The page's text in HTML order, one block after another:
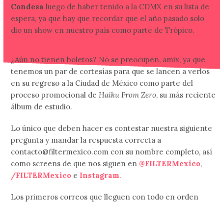
Condesa luego de haber tenido a la CDMX en su lista de
espera, ya que hay que recordar que el año pasado solo
dio un show en nuestro país como parte de Trópico.
¿Aún no tienen boletos? No se preocupen, amix, ya que
tenemos un par de cortesías para que se lancen a verlos
en su regreso a la Ciudad de México como parte del
proceso promocional deHaiku From Zero, su más reciente
álbum de estudio.
Lo único que deben hacer es contestar nuestra siguiente
pregunta y mandar la respuesta correcta a
contacto@filtermexico.com con su nombre completo, así
como screens de que nos siguen en @FILTERMexico,
/FILTERMexico e Instagram.
Los primeros correos que lleguen con todo en orden